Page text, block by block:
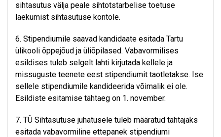
sihtasutus välja peale sihtotstarbelise toetuse
laekumist sihtasutuse kontole.
6. Stipendiumile saavad kandidaate esitada Tartu
ülikooli õppejõud ja üliõpilased. Vabavormilises
esildises tuleb selgelt lahti kirjutada kellele ja
missuguste teenete eest stipendiumit taotletakse. Ise
sellele stipendiumile kandideerida võimalik ei ole.
Esildiste esitamise tähtaeg on 1. november.
7. TÜ Sihtasutuse juhatusele tuleb määratud tähtajaks
esitada vabavormiline ettepanek stipendiumi